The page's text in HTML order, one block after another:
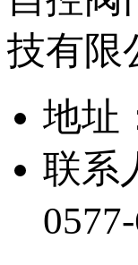
地址
联系